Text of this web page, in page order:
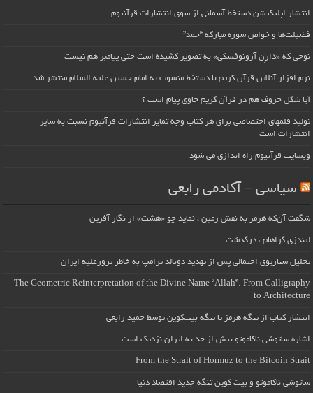
انتشار اپلیکیشن دستخط آسمانی از سوی انتشارات قرآنیوم
فضیلت‌ها و خواص سوره مبارکه “حمد”
نوحی که «دارِن آرونوفسکی» به تصویر کشیده است حتی پیامبر هم نیست
نرم افزار آنلاین قرآن کریم با دستخط منسوب به امام حسین علیه السلام منتشر شد
آیا شکل حروف هم در قرآن کریم حاوی پیام است ؟
تولید قلمهای اختصاصی برای هر کتاب وجه تمایز انتشارات قرآنیوم نسبت به سایر
انتشارات است
وبسایت قرآنیوم راه اندازی می شود
سیاسی – آکادمی رابعی
شگفت آن‌که هرمز به نقش زمین ، نماید چو «هشت» از نگار آفرین
لیندزی گراهام ، درگذشت
تحلیل سناریوی احتمالی پس از تهدید دونالد ترامپ به خاطر ترورعلیه ایران
The Geometric Reinterpretation of the Divine Name “Allah”: From Calligraphy
to Architecture
انتشار کتاب از تنگه هرمز تا تنگه بیت‌کوین توسط حمید رابعی
اشاره ساتوشی ناکاموتو بیش از حد به ایران نزدیک است
From the Strait of Hormuz to the Bitcoin Strait
ساتوشی ناکاموتو و بیت کوین تنگه جدید اقتصاد دنیا